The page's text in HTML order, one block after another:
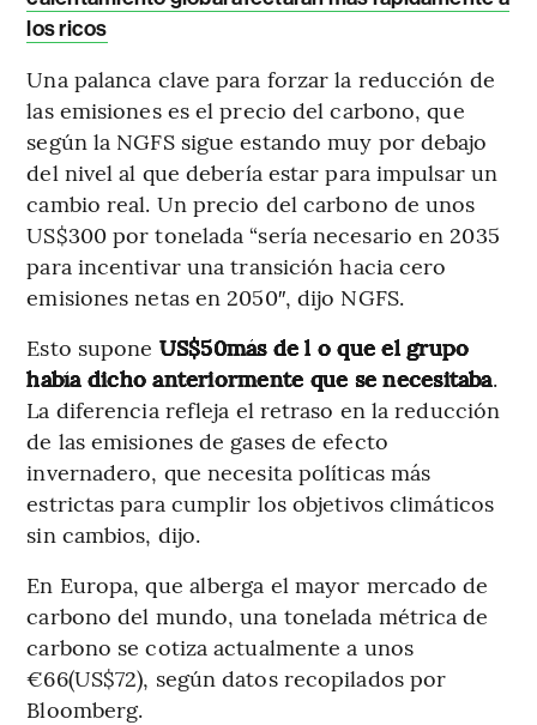
los ricos
Una palanca clave para forzar la reducción de
las emisiones es el precio del carbono, que
según la NGFS sigue estando muy por debajo
del nivel al que debería estar para impulsar un
cambio real. Un precio del carbono de unos
US$300 por tonelada “sería necesario en 2035
para incentivar una transición hacia cero
emisiones netas en 2050″, dijo NGFS.
Esto supone US$50más de l o que el grupo
había dicho anteriormente que se necesitaba.
La diferencia refleja el retraso en la reducción
de las emisiones de gases de efecto
invernadero, que necesita políticas más
estrictas para cumplir los objetivos climáticos
sin cambios, dijo.
En Europa, que alberga el mayor mercado de
carbono del mundo, una tonelada métrica de
carbono se cotiza actualmente a unos
€66(US$72), según datos recopilados por
Bloomberg.